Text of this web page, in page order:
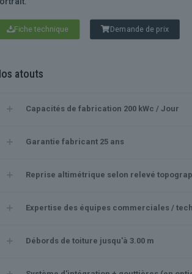
Fiche technique Demande de prix
atouts
Capacités de fabrication 200 kWc / Jour
Garantie fabricant 25 ans
Reprise altimétrique selon relevé
Expertise des équipes commerciales /
Débords de toiture jusqu'à 3.00 m